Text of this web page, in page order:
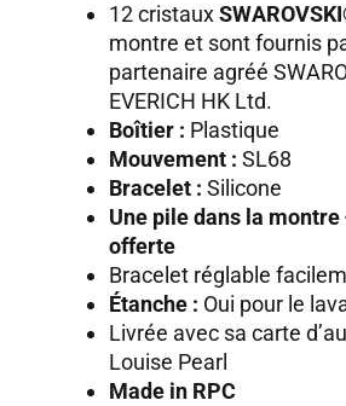
12 cristaux
montre et sont fournis
partenaire agréé
EVERICH HK Ltd.
Boîtier : Plastique
Mouvement : SL68
Bracelet : Silicone
Une pile dans la montre
offerte
Bracelet réglable
Étanche : Oui pour le
Livrée avec sa carte
Louise Pearl
Made in RPC